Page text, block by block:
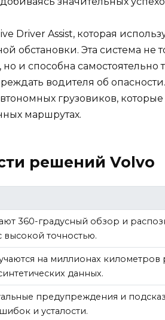
Driver Assist, которая
обстановки. Эта система не
и способна самостоятельно
водителя об
грузовиков, которые
маршрутах.
решений Volvo
360-градусный обзор и
высокой точностью.
на миллионах километров
данных.
предупреждения и
и усталости.